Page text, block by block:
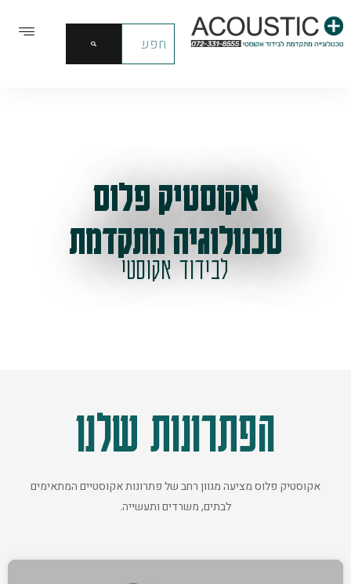
אקוסטיק פלוס
טכנולוגיה מתקדמת
לבידוד אקוסטי
הפתרונות שלנו
אקוסטיק פלוס מציעה מגוון רחב של פתרונות אקוסטיים המתאימים
לבתים, משרדים ותעשייה.